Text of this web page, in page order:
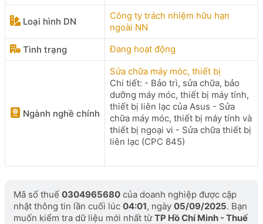
Loại hình DN
Công ty trách nhiệm hữu hạn
ngoài NN
Tình trạng
Đang hoạt động
Ngành nghề chính
Sửa chữa máy móc, thiết bị
Chi tiết: - Bảo trì, sửa chữa, bảo
dưỡng máy móc, thiết bị máy tính,
thiết bị liên lạc của Asus - Sửa
chữa máy móc, thiết bị máy tính và
thiết bị ngoại vi - Sửa chữa thiết bị
liên lạc (CPC 845)
Mã số thuế 0304965680 của doanh nghiệp được cập
nhật thông tin lần cuối lúc 04:01, ngày 05/09/2025. Bạn
muốn kiểm tra dữ liệu mới nhất từTP Hồ Chí Minh - Thuế